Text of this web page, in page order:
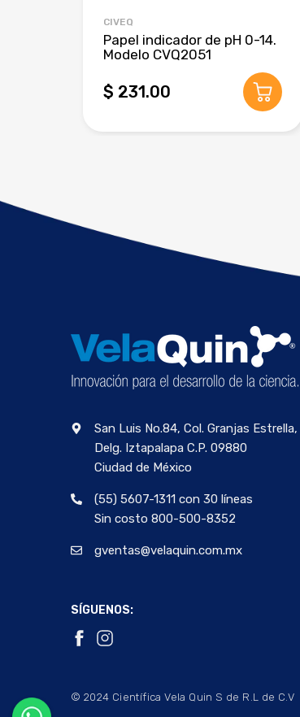
CIVEQ
Papel indicador de pH 0-14.
Modelo CVQ2051
$ 231.00
San Luis No.84, Col. Granjas Estrella,
Delg. Iztapalapa C.P. 09880
Ciudad de México
(55) 5607-1311 con 30 líneas
Sin costo 800-500-8352
gventas@velaquin.com.mx
SÍGUENOS:
© 2024 Científica Vela Quin S de R.L de C.V